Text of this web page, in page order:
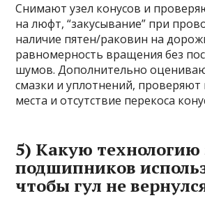
Снимают узел конусов и
на люфт, “закусывание” при
наличие пятен/раковин на
равномерность вращения без
шумов. Дополнительно
смазки и уплотнений, проверяют
места и отсутствие перекоса
5) Какую
подшипников
чтобы гул не